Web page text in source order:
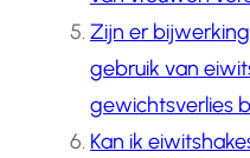
Zijn er
gebruik van
gewichtsverlies
Kan ik